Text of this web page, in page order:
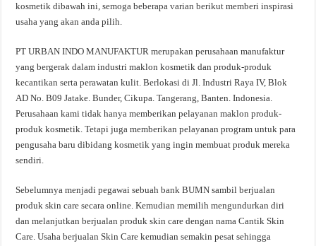
kosmetik dibawah ini, semoga beberapa varian berikut memberi inspirasi
usaha yang akan anda pilih.
PT URBAN INDO MANUFAKTUR merupakan perusahaan manufaktur
yang bergerak dalam industri maklon kosmetik dan produk-produk
kecantikan serta perawatan kulit. Berlokasi di Jl. Industri Raya IV, Blok
AD No. B09 Jatake. Bunder, Cikupa. Tangerang, Banten. Indonesia.
Perusahaan kami tidak hanya memberikan pelayanan maklon produk-
produk kosmetik. Tetapi juga memberikan pelayanan program untuk para
pengusaha baru dibidang kosmetik yang ingin membuat produk mereka
sendiri.
Sebelumnya menjadi pegawai sebuah bank BUMN sambil berjualan
produk skin care secara online. Kemudian memilih mengundurkan diri
dan melanjutkan berjualan produk skin care dengan nama Cantik Skin
Care. Usaha berjualan Skin Care kemudian semakin pesat sehingga